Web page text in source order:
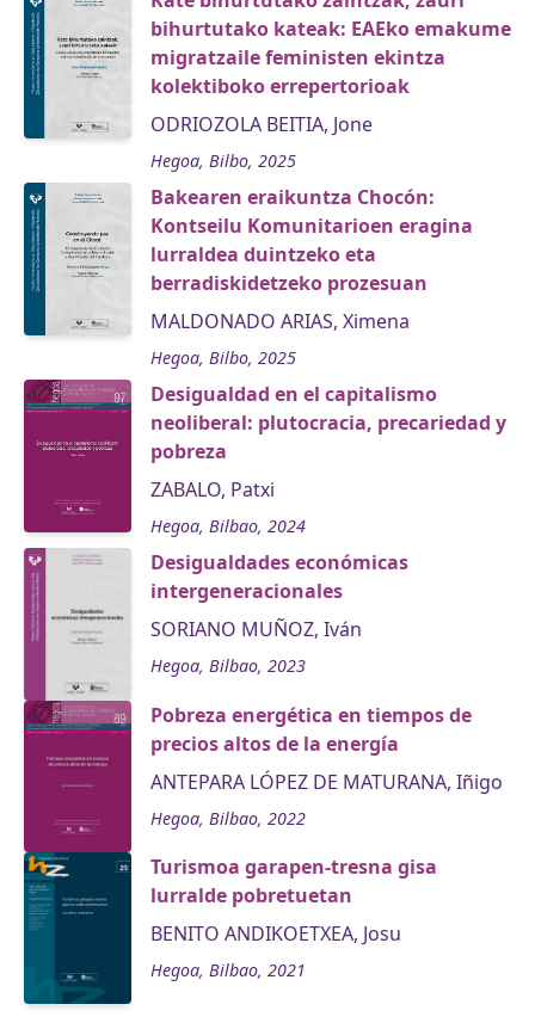
bihurtutako kateak: EAEko emakume
migratzaile feministen ekintza
kolektiboko errepertorioak
ODRIOZOLA BEITIA, Jone
Hegoa, Bilbo, 2025
Bakearen eraikuntza Chocón:
Kontseilu Komunitarioen eragina
lurraldea duintzeko eta
berradiskidetzeko prozesuan
MALDONADO ARIAS, Ximena
Hegoa, Bilbo, 2025
Desigualdad en el capitalismo
neoliberal: plutocracia, precariedad y
pobreza
ZABALO, Patxi
Hegoa, Bilbao, 2024
Desigualdades económicas
intergeneracionales
SORIANO MUÑOZ, Iván
Hegoa, Bilbao, 2023
Pobreza energética en tiempos de
precios altos de la energía
ANTEPARA LÓPEZ DE MATURANA, Iñigo
Hegoa, Bilbao, 2022
Turismoa garapen-tresna gisa
lurralde pobretuetan
BENITO ANDIKOETXEA, Josu
Hegoa, Bilbao, 2021